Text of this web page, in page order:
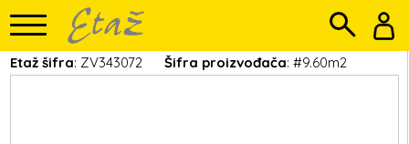
Etaž šifra: ZV343072 Šifra proizvođača: #9.60m2